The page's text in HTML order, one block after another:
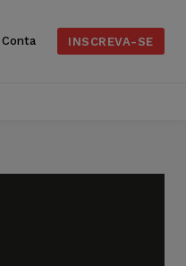
Conta INSCREVA-SE